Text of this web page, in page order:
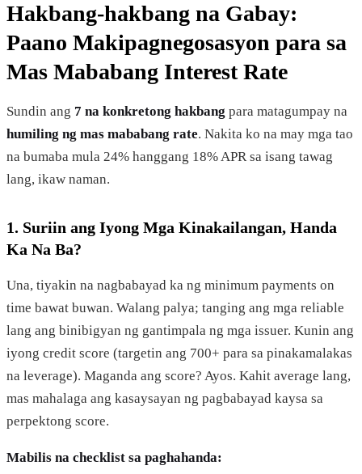
Hakbang-hakbang na Gabay:
Paano Makipagnegosasyon para sa
Mas Mababang Interest Rate
Sundin ang 7 na konkretong hakbang para matagumpay na
humiling ng mas mababang rate. Nakita ko na may mga tao
na bumaba mula 24% hanggang 18% APR sa isang tawag
lang, ikaw naman.
1. Suriin ang Iyong Mga Kinakailangan, Handa
Ka Na Ba?
Una, tiyakin na nagbabayad ka ng minimum payments on
time bawat buwan. Walang palya; tanging ang mga reliable
lang ang binibigyan ng gantimpala ng mga issuer. Kunin ang
iyong credit score (targetin ang 700+ para sa pinakamalakas
na leverage). Maganda ang score? Ayos. Kahit average lang,
mas mahalaga ang kasaysayan ng pagbabayad kaysa sa
perpektong score.
Mabilis na checklist sa paghahanda: